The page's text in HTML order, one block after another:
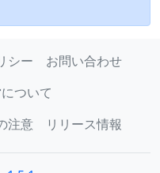
シー
お問い合わせ
ついて
注意
リリース情報